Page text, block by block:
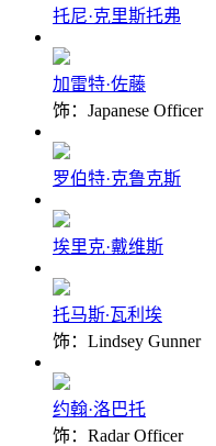
托尼·克里斯托弗
加雷特·佐藤
饰：Japanese Officer
罗伯特·克鲁克斯
埃里克·戴维斯
托马斯∙瓦利埃
饰：Lindsey Gunner
约翰·洛巴托
饰：Radar Officer